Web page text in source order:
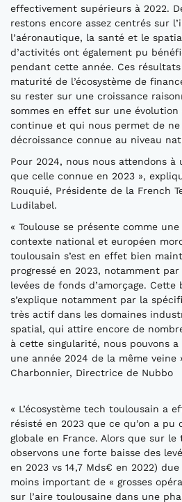
effectivement supérieurs à 2022.
restons encore assez centrés sur
l’aéronautique, la santé et le
d’activités ont également pu
pendant cette année. Ces
maturité de l’écosystème de
su rester sur une croissance
sommes en effet sur une
continue et qui nous permet de
décroissance connue au niveau
Pour 2024, nous nous attendons à
que celle connue en 2023 »,
Rouquié, Présidente de la French
Ludilabel.
« Toulouse se présente comme
contexte national et européen
toulousain s’est en effet bien
progressé en 2023, notamment
levées de fonds d’amorçage.
s’explique notamment par la
très actif dans les domaines
spatial, qui attire encore de
à cette singularité, nous pouvons
une année 2024 de la même veine
Charbonnier, Directrice de Nubbo
« L’écosystème tech toulousain a
résisté en 2023 que ce qu’on a pu
globale en France. Alors que sur
observons une forte baisse des
en 2023 vs 14,7 Mds€ en 2022)
moins important de « grosses
sur l’aire toulousaine dans une